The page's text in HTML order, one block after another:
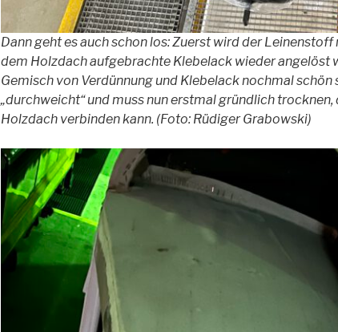
Dann geht es auch schon los: Zuerst wird der
dem Holzdach aufgebrachte Klebelack wieder angelöst
Gemisch von Verdünnung und Klebelack nochmal
„durchweicht“ und muss nun erstmal gründlich
Holzdach verbinden kann. (Foto: Rüdiger Grabowski)